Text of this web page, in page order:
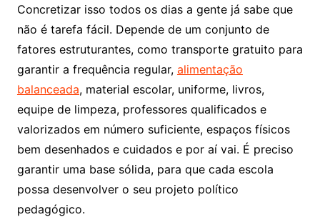
Concretizar isso todos os dias a gente já sabe que
não é tarefa fácil. Depende de um conjunto de
fatores estruturantes, como transporte gratuito para
garantir a frequência regular, alimentação
balanceada, material escolar, uniforme, livros,
equipe de limpeza, professores qualificados e
valorizados em número suficiente, espaços físicos
bem desenhados e cuidados e por aí vai. É preciso
garantir uma base sólida, para que cada escola
possa desenvolver o seu projeto político
pedagógico.